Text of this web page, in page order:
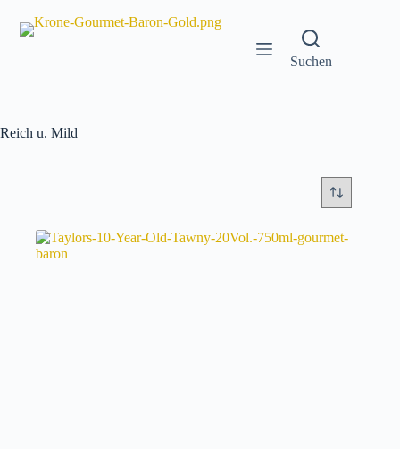
Inhalt
springen
Suchen
Reich u. Mild